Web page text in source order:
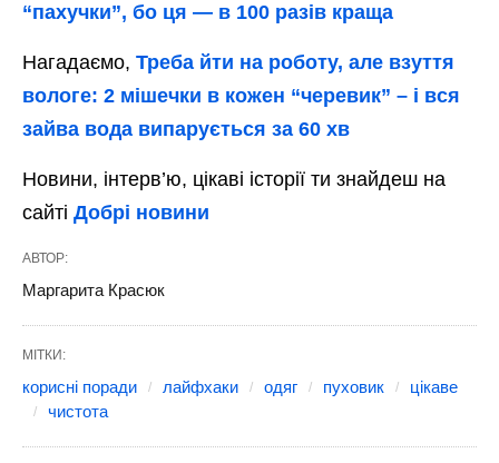
“пахучки”, бо ця — в 100 разів краща
Нагадаємо, Треба йти на роботу, але взуття
вологе: 2 мішечки в кожен “черевик” – і вся
зайва вода випарується за 60 хв
Новини, інтерв’ю, цікаві історії ти знайдеш на
сайті Добрі новини
АВТОР:
Маргарита Красюк
МІТКИ:
корисні поради лайфхаки одяг пуховик
цікаве
чистота